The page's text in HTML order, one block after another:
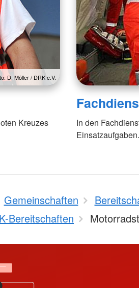
D. Möller / DRK e.V.
Kreuzes
In den
Einsatzaufgaben.
Gemeinschaften
Bereitschaften